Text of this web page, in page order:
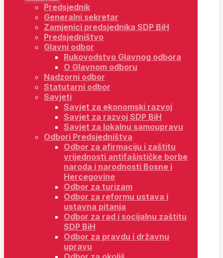
Predsjednik
Generalni sekretar
Zamjenici predsjednika SDP BiH
Predsjedništvo
Glavni odbor
Rukovodstvo Glavnog odbora
O Glavnom odboru
Nadzorni odbor
Statutarni odbor
Savjeti
Savjet za ekonomski razvoj
Savjet za razvoj SDP BiH
Savjet za lokalnu samoupravu
Odbori Predsjedništva
Odbor za afirmaciju i zaštitu
vrijednosti antifašističke borbe
naroda i narodnosti Bosne i
Hercegovine
Odbor za turizam
Odbor za reformu ustava i
ustavna pitanja
Odbor za rad i socijalnu zaštitu
SDP BiH
Odbor za pravdu i državnu
upravu